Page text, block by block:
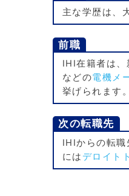
主な学歴は、
前職
IHI在籍者は、
などの電機メ
挙げられます。
次の転職先
IHIからの転職
には デロイト